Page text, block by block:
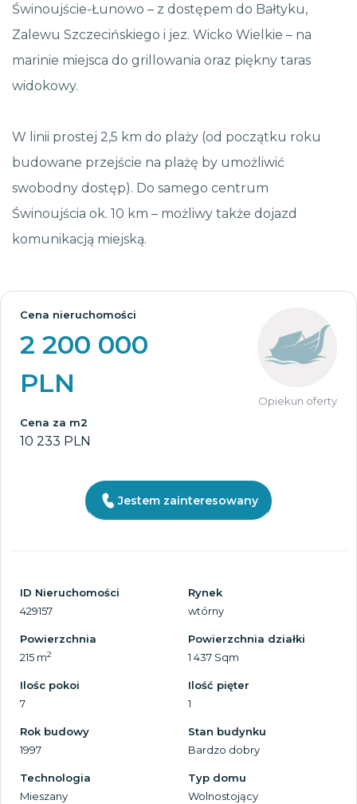
Świnoujście-Łunowo – z dostępem do Bałtyku,
Zalewu Szczecińskiego i jez. Wicko Wielkie – na
marinie miejsca do grillowania oraz piękny taras
widokowy.
W linii prostej 2,5 km do plaży (od początku roku
budowane przejście na plażę by umożliwić
swobodny dostęp). Do samego centrum
Świnoujścia ok. 10 km – możliwy także dojazd
komunikacją miejską.
Cena nieruchomości
2 200 000
PLN
Cena za m2
10 233 PLN
Opiekun oferty
Jestem zainteresowany
ID Nieruchomości
429157
Rynek
wtórny
Powierzchnia
215 m2
Powierzchnia działki
1 437 Sqm
Ilośc pokoi
7
Ilość pięter
1
Rok budowy
1997
Stan budynku
Bardzo dobry
Technologia
Mieszany
Typ domu
Wolnostojący